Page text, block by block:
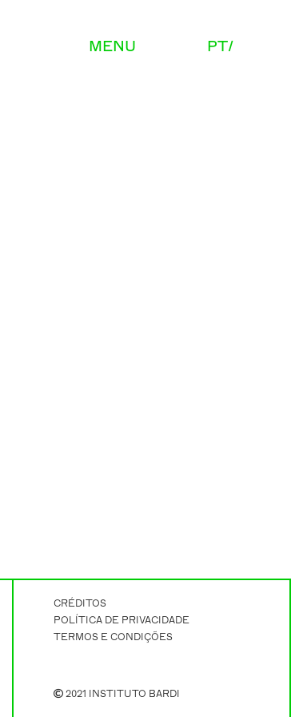
MENU PT
CRÉDITOS
POLÍTICA DE PRIVACIDADE
TERMOS E CONDIÇÕES
2021 INSTITUTO BARDI